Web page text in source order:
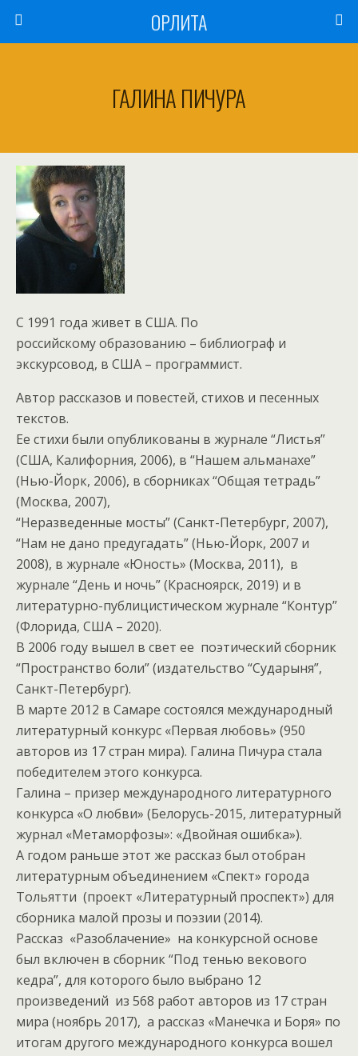
ОРЛИТА
ГАЛИНА ПИЧУРА
С 1991 года живет в США. По
российскому образованию – библиограф и
экскурсовод, в США – программист.
Автор рассказов и повестей, стихов и песенных
текстов.
Ее стихи были опубликованы в журнале “Листья”
(США, Калифорния, 2006), в “Нашем альманахе”
(Нью-Йорк, 2006), в сборниках “Общая тетрадь”
(Москва, 2007),
“Неразведенные мосты” (Санкт-Петербург, 2007),
“Нам не дано предугадать” (Нью-Йорк, 2007 и
2008), в журнале «Юность» (Москва, 2011), в
журнале “День и ночь” (Красноярск, 2019) и в
литературно-публицистическом журнале “Контур”
(Флорида, США – 2020).
В 2006 году вышел в свет ее поэтический сборник
“Пространство боли” (издательство “Сударыня”,
Санкт-Петербург).
В марте 2012 в Самаре состоялся международный
литературный конкурс «Первая любовь» (950
авторов из 17 стран мира). Галина Пичура стала
победителем этого конкурса.
Галина – призер международного литературного
конкурса «О любви» (Белорусь-2015, литературный
журнал «Метаморфозы»: «Двойная ошибка»).
А годом раньше этот же рассказ был отобран
литературным объединением «Спект» города
Тольятти (проект «Литературный проспект») для
сборника малой прозы и поэзии (2014).
Рассказ «Разоблачение» на конкурсной основе
был включен в сборник “Под тенью векового
кедра”, для которого было выбрано 12
произведений из 568 работ авторов из 17 стран
мира (ноябрь 2017), а рассказ «Манечка и Боря» по
итогам другого международного конкурса вошел